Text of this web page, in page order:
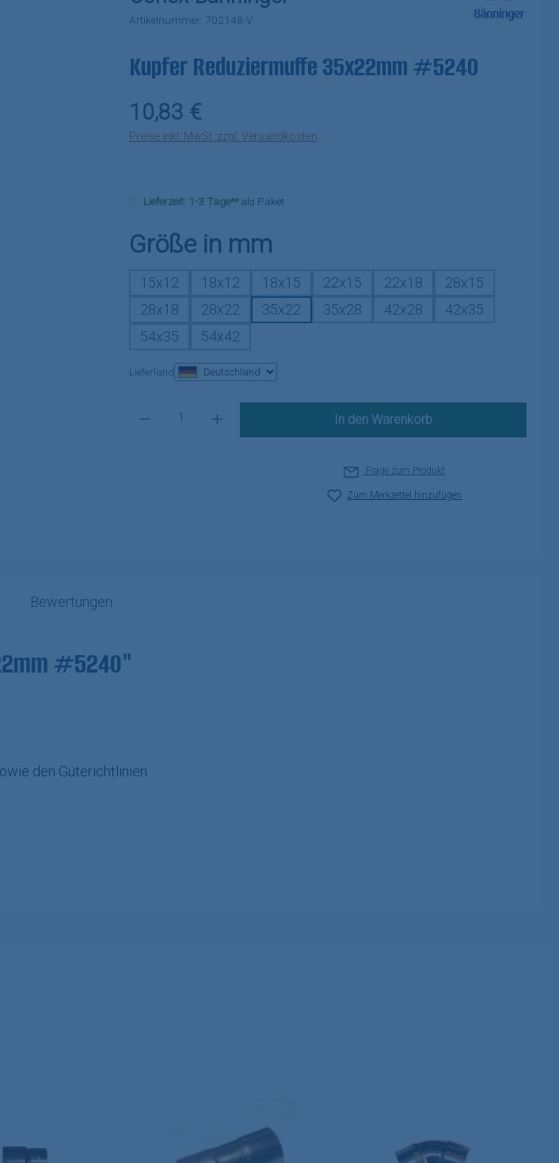
Artikelnummer: 702148-V
Kupfer Reduziermuffe 35x22mm #5240
Regulärer Preis:
10,83 €
Preise inkl. MwSt. zzgl. Versandkosten
Lieferzeit: 1-3 Tage**als Paket
Größe in mmauswählen
15x12 18x12 18x15 22x15 22x18
28x15
28x18
28x22 35x22 35x28 42x28
42x35
54x35
54x42
Lieferland
In den Warenkorb
Frage zum Produkt
Zum Merkzettel hinzufügen
Bewertungen
#5240"
den Güterichtlinien